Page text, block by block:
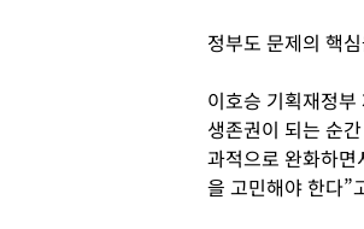
정부도 문제의 핵
이호승 기획재정
생존권이 되는 순
과적으로 완화하
을 고민해야 한다”